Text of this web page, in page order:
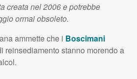
creata nel 2006 e potrebbe
ormai obsoleto.
ammette che i Boscimani
reinsediamento stanno morendo a